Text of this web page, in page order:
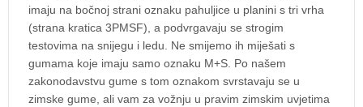
imaju na bočnoj strani oznaku pahuljice u planini s tri vrha
(strana kratica 3PMSF), a podvrgavaju se strogim
testovima na snijegu i ledu. Ne smijemo ih miješati s
gumama koje imaju samo oznaku M+S. Po našem
zakonodavstvu gume s tom oznakom svrstavaju se u
zimske gume, ali vam za vožnju u pravim zimskim uvjetima